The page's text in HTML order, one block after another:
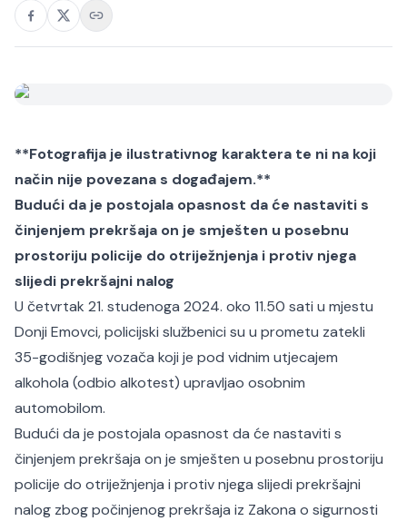
**Fotografija je ilustrativnog karaktera te ni na koji
način nije povezana s događajem.**
Budući da je postojala opasnost da će nastaviti s
činjenjem prekršaja on je smješten u posebnu
prostoriju policije do otriježnjenja i protiv njega
slijedi prekršajni nalog
U četvrtak 21. studenoga 2024. oko 11.50 sati u mjestu
Donji Emovci, policijski službenici su u prometu zatekli
35-godišnjeg vozača koji je pod vidnim utjecajem
alkohola (odbio alkotest) upravljao osobnim
automobilom.
Budući da je postojala opasnost da će nastaviti s
činjenjem prekršaja on je smješten u posebnu prostoriju
policije do otriježnjenja i protiv njega slijedi prekršajni
nalog zbog počinjenog prekršaja iz Zakona o sigurnosti